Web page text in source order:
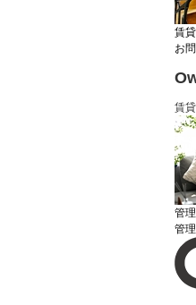
賃
お
賃
管
管